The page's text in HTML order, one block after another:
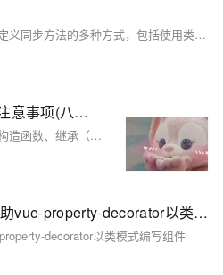
本文详细介绍了在TypeScript中定义同步方法的多种方式，包括使用类、接口、泛型和复杂的数据操作示例。通过理解这些方法，你可以在实际项目中有效地组织和管理你的代码，提高代码的可读性和维护性。
typeScript进阶(13)_类与注意事项(八项特性)
TypeScript的类支持特性包括：构造函数、继承（使用`extends`）、公有/私有/受保护修饰符、只读修饰符、参数属性、存取器（getters/setters）、抽象类（用`abstract`声明）。类可用作类型。
Vue2整合TypeScript：借助vue-property-decorator以类模式编写组件
decorator以类模式编写组件